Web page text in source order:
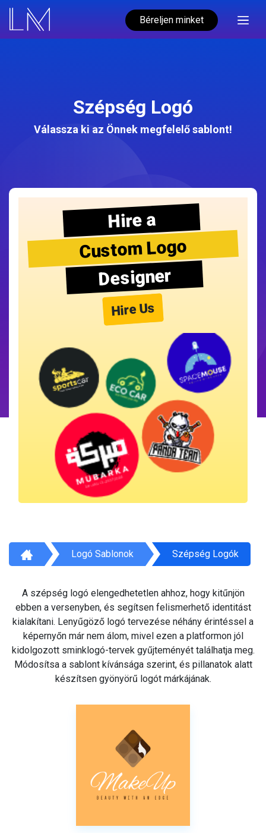
Béreljen minket
Szépség Logó
Válassza ki az Önnek megfelelő sablont!
Hire a
Custom Logo
Designer
Hire Us
Logó Sablonok Szépség Logók
A szépség logó elengedhetetlen ahhoz, hogy kitűnjön
ebben a versenyben, és segítsen felismerhető identitást
kialakítani. Lenyűgöző logó tervezése néhány érintéssel a
képernyőn már nem álom, mivel ezen a platformon jól
kidolgozott sminklogó-tervek gyűjteményét találhatja meg.
Módosítsa a sablont kívánsága szerint, és pillanatok alatt
készítsen gyönyörű logót márkájának.